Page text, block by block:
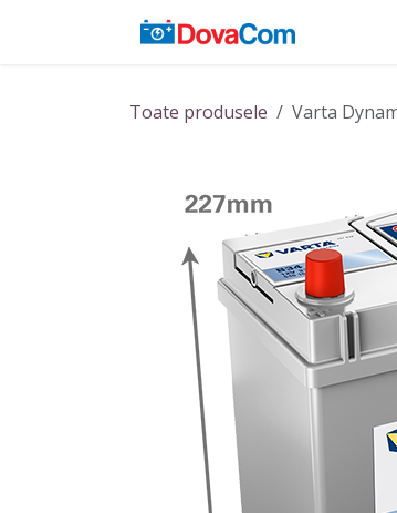
Toate produsele Varta